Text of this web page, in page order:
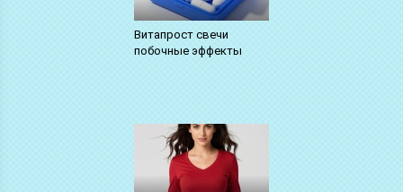
Витапрост свечи
побочные эффекты